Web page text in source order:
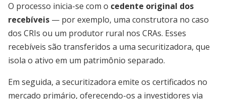
O processo inicia-se com o cedente original dos
recebíveis — por exemplo, uma construtora no caso
dos CRIs ou um produtor rural nos CRAs. Esses
recebíveis são transferidos a uma securitizadora, que
isola o ativo em um patrimônio separado.
Em seguida, a securitizadora emite os certificados no
mercado primário, oferecendo-os a investidores via